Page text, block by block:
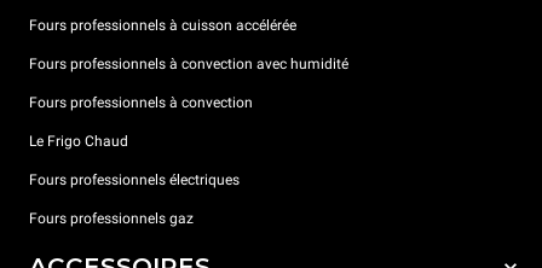
Fours professionnels à cuisson accélérée
Fours professionnels à convection avec humidité
Fours professionnels à convection
Le Frigo Chaud
Fours professionnels électriques
Fours professionnels gaz